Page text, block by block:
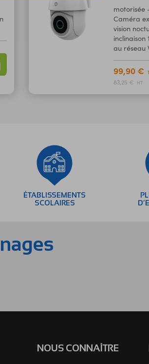
motorisée
Caméra
vision
inclinaison
au réseau
routeur.
99,90 €
83,25 € HT
ÉTABLISSEMENTS
SCOLAIRES
NOUS CONNAÎTRE